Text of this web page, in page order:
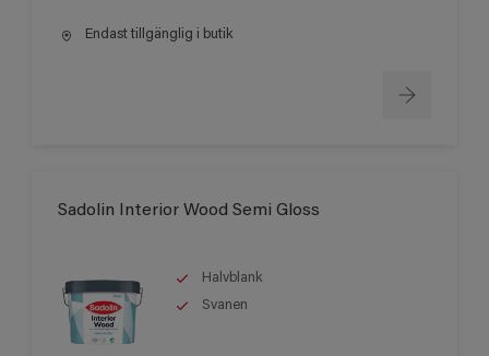
Endast tillgänglig i butik
Sadolin Interior Wood Semi Gloss
Halvblank
Svanen